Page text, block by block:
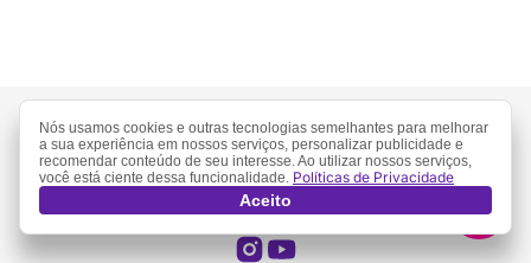
Nós usamos cookies e outras tecnologias semelhantes para melhorar
a sua experiência em nossos serviços, personalizar publicidade e
recomendar conteúdo de seu interesse. Ao utilizar nossos serviços,
você está ciente dessa funcionalidade. Políticas de Privacidade
Aceito